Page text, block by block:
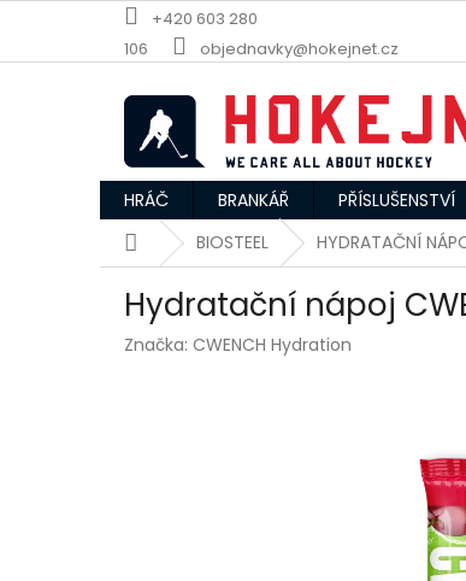
obsah
+420 603 280
106
objednavky@hokejnet.cz
HRÁČ BRANKÁŘ PŘÍSLUŠENSTVÍ
DomůBIOSTEEL HYDRATAČNÍ
Hydratační nápoj
Značka: CWENCH Hydration